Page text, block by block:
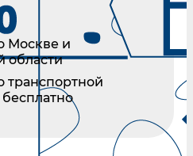
Москве и
области
транспортной